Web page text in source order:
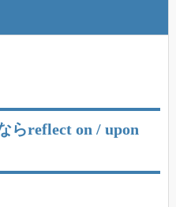
らreflect on / upon